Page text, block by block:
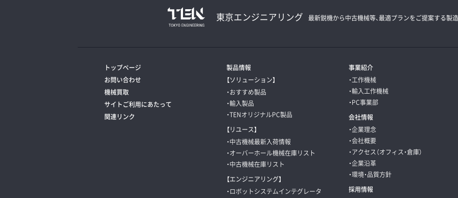
東京エンジニアリング 最新鋭機から中古機械等、最適プランをご提案する製
トップページ
お問い合わせ
機械買取
サイトご利用にあたって
関連リンク
製品情報
【ソリューション】
・おすすめ製品
・輸入製品
・TENオリジナルPC製品
【リユース】
・中古機械最新入荷情報
・オーバーホール機械在庫リスト
・中古機械在庫リスト
【エンジニアリング】
・ロボットシステムインテグレータ
事業紹介
・工作機械
・輸入工作機械
・PC事業部
会社情報
・企業理念
・会社概要
・アクセス（オフィス・倉庫）
・企業沿革
・環境・品質方針
採用情報